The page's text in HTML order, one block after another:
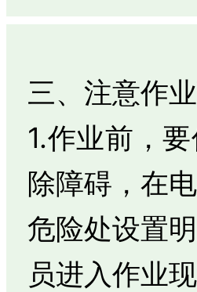
三、注意作
1.作业前，
除障碍，在
危险处设置
员进入作业现